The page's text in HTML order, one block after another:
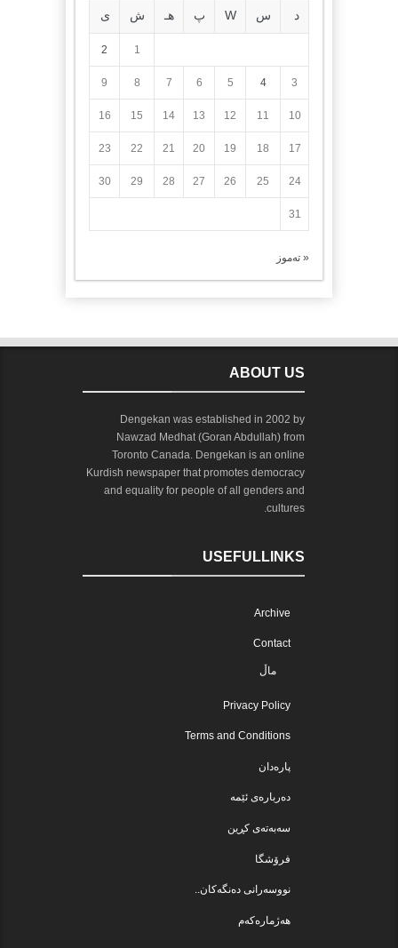
د س W پ هـ ش ی
1
2
3
4
5
6
7
8
9
10
11
12
13
14
15
16
17
18
19
20
21
22
23
24
25
26
27
28
29
30
31
« تەموز
ABOUT US
Dengekan was established in 2002 by
Nawzad Medhat (Goran Abdullah) from
Toronto Canada. Dengekan is an online
Kurdish newspaper that promotes democracy
and equality for people of all genders and
cultures.
USEFULLINKS
Archive
Contact
ماڵ
Privacy Policy
Terms and Conditions
پارەدان
دەربارەی ئێمە
سەبەتەی کڕین
فرۆشگا
نووسەرانی دەنگەکان..
هەژمارەکەم